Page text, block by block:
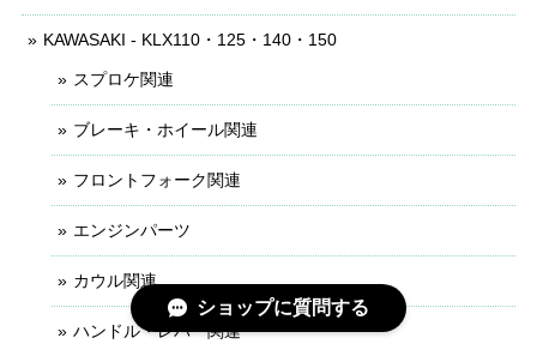
KAWASAKI - KLX110・125・140・150
スプロケ関連
ブレーキ・ホイール関連
フロントフォーク関連
エンジンパーツ
カウル関連
ハンドル・レバー関連
ショップに質問する